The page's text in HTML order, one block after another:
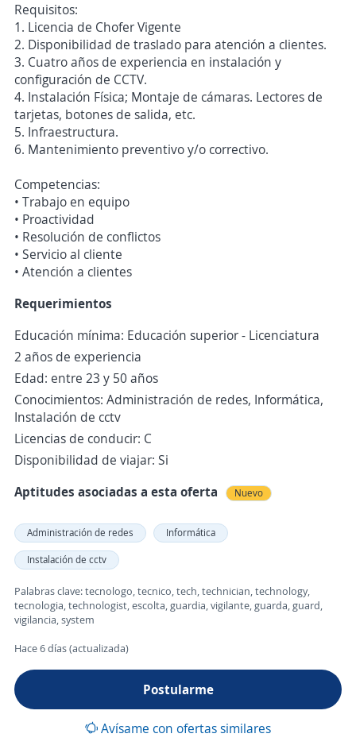
Requisitos:
1. Licencia de Chofer Vigente
2. Disponibilidad de traslado para atención a clientes.
3. Cuatro años de experiencia en instalación y
configuración de CCTV.
4. Instalación Física; Montaje de cámaras. Lectores de
tarjetas, botones de salida, etc.
5. Infraestructura.
6. Mantenimiento preventivo y/o correctivo.
Competencias:
• Trabajo en equipo
• Proactividad
• Resolución de conflictos
• Servicio al cliente
• Atención a clientes
Requerimientos
Educación mínima: Educación superior - Licenciatura
2 años de experiencia
Edad: entre 23 y 50 años
Conocimientos: Administración de redes, Informática,
Instalación de cctv
Licencias de conducir: C
Disponibilidad de viajar: Si
Aptitudes asociadas a esta oferta
Nuevo
Administración de redes
Informática
Instalación de cctv
Palabras clave: tecnologo, tecnico, tech, technician, technology,
tecnologia, technologist, escolta, guardia, vigilante, guarda, guard,
vigilancia, system
Hace 6 días (actualizada)
Postularme
Avísame con ofertas similares